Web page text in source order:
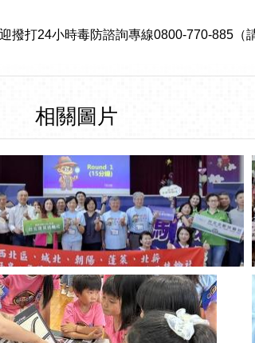
撥打24小時毒防諮詢專線0800-770-885（
相關圖片